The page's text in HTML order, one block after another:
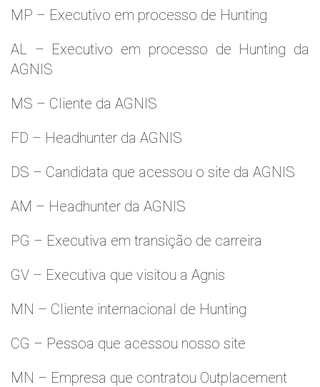
MP – Executivo em processo de Hunting
AL – Executivo em processo de Hunting da
AGNIS
MS – Cliente da AGNIS
FD – Headhunter da AGNIS
DS – Candidata que acessou o site da AGNIS
AM – Headhunter da AGNIS
PG – Executiva em transição de carreira
GV – Executiva que visitou a Agnis
MN – Cliente internacional de Hunting
CG – Pessoa que acessou nosso site
MN – Empresa que contratou Outplacement